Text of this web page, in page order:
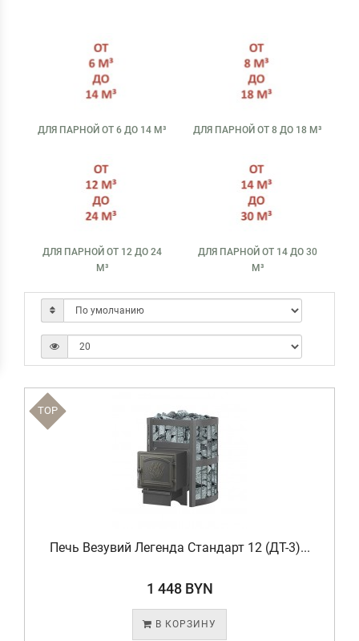
ДЛЯ ПАРНОЙ ОТ 6 ДО 14 М³ ДЛЯ ПАРНОЙ ОТ 8 ДО 18 М³
ДЛЯ ПАРНОЙ ОТ 12 ДО 24
М³
ДЛЯ ПАРНОЙ ОТ 14 ДО 30
М³
TOP
Печь Везувий Легенда Стандарт 12 (ДT-3)...
1 448 BYN
В КОРЗИНУ